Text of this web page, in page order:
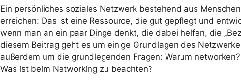
Ein persönliches soziales Netzwerk bestehend aus
erreichen: Das ist eine Ressource, die gut gepflegt und
wenn man an ein paar Dinge denkt, die dabei helfen, die
diesem Beitrag geht es um einige Grundlagen des
außerdem um die grundlegenden Fragen: Warum
Was ist beim Networking zu beachten?